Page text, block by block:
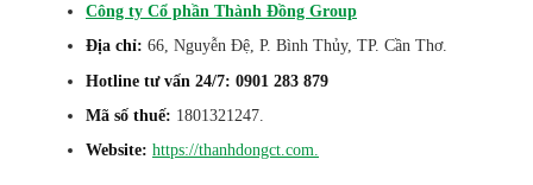
Công ty Cổ phần Thành Đồng Group
Địa chỉ: 66, Nguyễn Đệ, P. Bình Thủy, TP. Cần Thơ.
Hotline tư vấn 24/7: 0901 283 879
Mã số thuế: 1801321247.
Website: https://thanhdongct.com.